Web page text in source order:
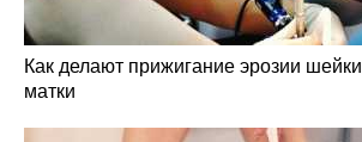
Как делают прижигание эрозии шейки
матки